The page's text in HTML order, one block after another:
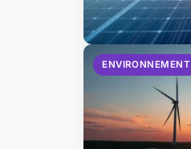
ENVIRONNEMENT